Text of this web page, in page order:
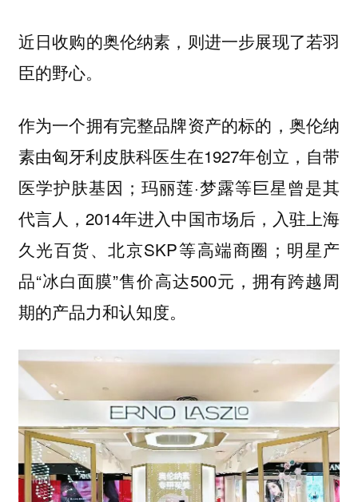
近日收购的奥伦纳素，则进一步展现了若羽
臣的野心。
作为一个拥有完整品牌资产的标的，奥伦纳
素由匈牙利皮肤科医生在1927年创立，自带
医学护肤基因；玛丽莲·梦露等巨星曾是其
代言人，2014年进入中国市场后，入驻上海
久光百货、北京SKP等高端商圈；明星产
品“冰白面膜”售价高达500元，拥有跨越周
期的产品力和认知度。